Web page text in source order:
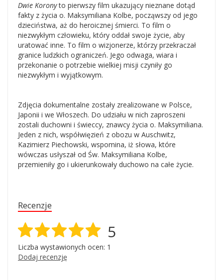
Dwie Koronyto pierwszy film ukazujący nieznane dotąd
fakty z życia o. Maksymiliana Kolbe, począwszy od jego
dzieciństwa, aż do heroicznej śmierci. To film o
niezwykłym człowieku, który oddał swoje życie, aby
uratować inne. To film o wizjonerze, którzy przekraczał
granice ludzkich ograniczeń. Jego odwaga, wiara i
przekonanie o potrzebie wielkiej misji czyniły go
niezwykłym i wyjątkowym.
Zdjęcia dokumentalne zostały zrealizowane w Polsce,
Japonii i we Włoszech. Do udziału w nich zaproszeni
zostali duchowni i świeccy, znawcy życia o. Maksymiliana.
Jeden z nich, współwięzień z obozu w Auschwitz,
Kazimierz Piechowski, wspomina, iż słowa, które
wówczas usłyszał od Św. Maksymiliana Kolbe,
przemieniły go i ukierunkowały duchowo na całe życie.
Recenzje
5
Liczba wystawionych ocen: 1
Dodaj recenzję